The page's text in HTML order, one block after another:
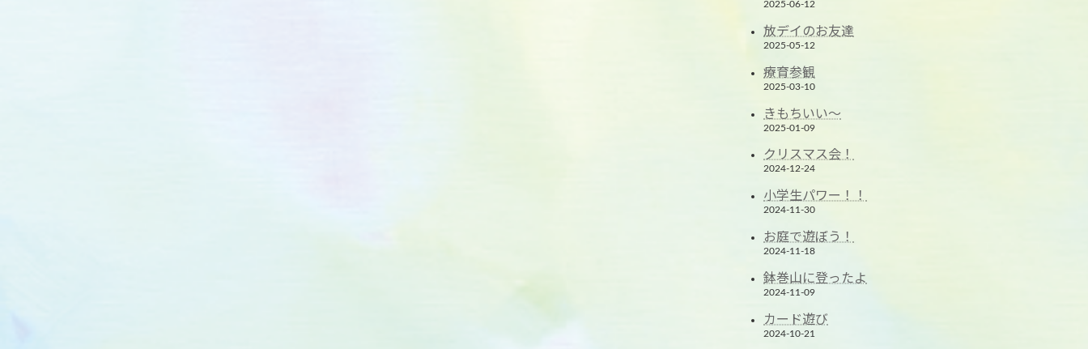
2025-06-12
放デイのお友達
2025-05-12
療育参観
2025-03-10
きもちいい～
2025-01-09
クリスマス会！
2024-12-24
小学生パワー！！
2024-11-30
お庭で遊ぼう！
2024-11-18
鉢巻山に登ったよ
2024-11-09
カード遊び
2024-10-21